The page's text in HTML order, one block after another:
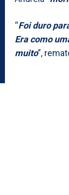
“Foi duro
Era como
muito”,